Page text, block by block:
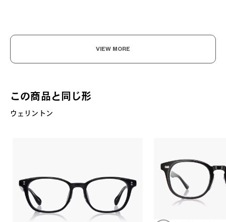
VIEW MORE
この商品と同じ形
ウェリントン